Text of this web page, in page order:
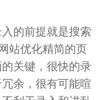
的前提就是搜索
站优化精简的页
关键，很快的录
余，很有可能喧